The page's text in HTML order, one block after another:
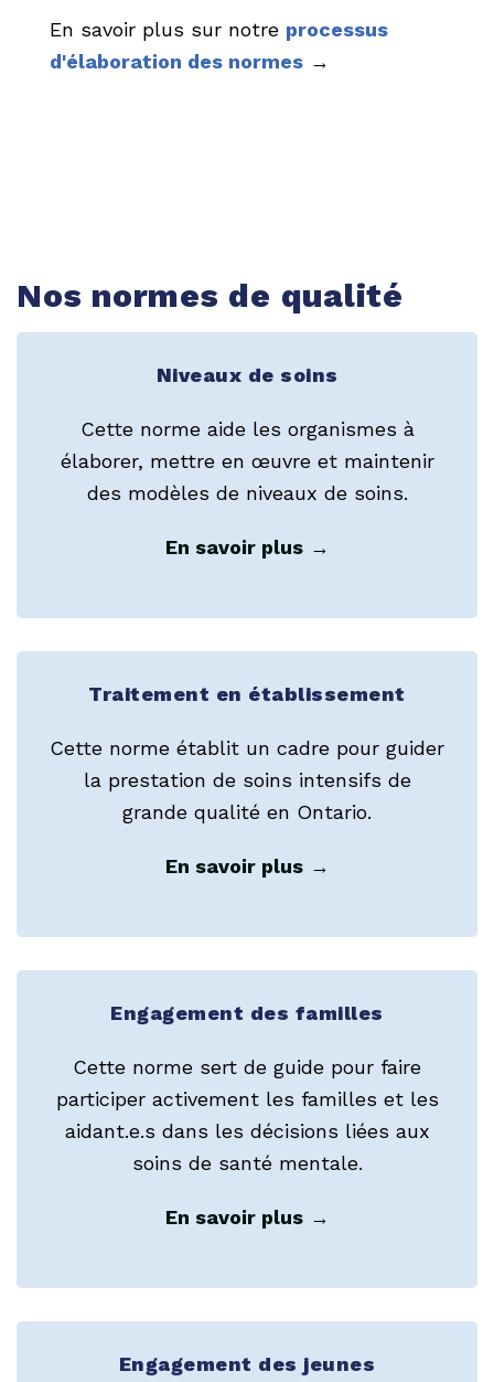
En savoir plus sur notre processus
d'élaboration des normes →
Nos normes de qualité
Niveaux de soins
Cette norme aide les organismes à
élaborer, mettre en œuvre et maintenir
des modèles de niveaux de soins.
En savoir plus→
Traitement en établissement
Cette norme établit un cadre pour guider
la prestation de soins intensifs de
grande qualité en Ontario.
En savoir plus→
Engagement des familles
Cette norme sert de guide pour faire
participer activement les familles et les
aidant.e.s dans les décisions liées aux
soins de santé mentale.
En savoir plus→
Engagement des jeunes